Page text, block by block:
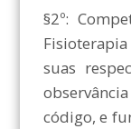
§2º:
suas
código, e